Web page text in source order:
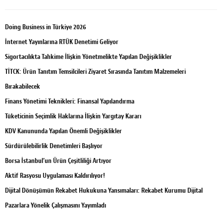
Doing Business in Türkiye 2026
İnternet Yayınlarına RTÜK Denetimi Geliyor
Sigortacılıkta Tahkime İlişkin Yönetmelikte Yapılan Değişiklikler
TİTCK: Ürün Tanıtım Temsilcileri Ziyaret Sırasında Tanıtım Malzemeleri
Bırakabilecek
Finans Yönetimi Teknikleri: Finansal Yapılandırma
Tüketicinin Seçimlik Haklarına İlişkin Yargıtay Kararı
KDV Kanununda Yapılan Önemli Değişiklikler
Sürdürülebilirlik Denetimleri Başlıyor
Borsa İstanbul’un Ürün Çeşitliliği Artıyor
Aktif Rasyosu Uygulaması Kaldırılıyor!
Dijital Dönüşümün Rekabet Hukukuna Yansımaları: Rekabet Kurumu Dijital
Pazarlara Yönelik Çalışmasını Yayımladı